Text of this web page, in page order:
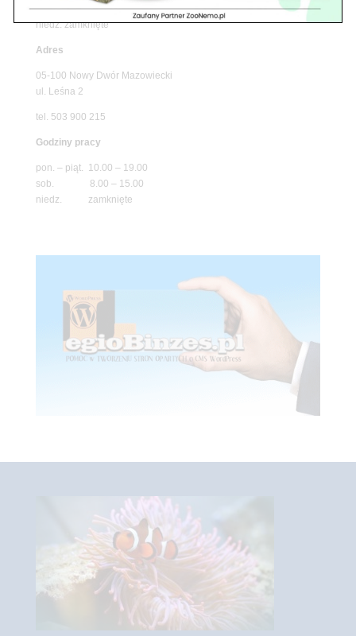
sob. 10.00 – 15.00
niedz. zamknięte
Adres
05-100 Nowy Dwór Mazowiecki
ul. Leśna 2
tel. 503 900 215
Godziny pracy
pon. – piąt. 10.00 – 19.00
sob. 8.00 – 15.00
niedz. zamknięte